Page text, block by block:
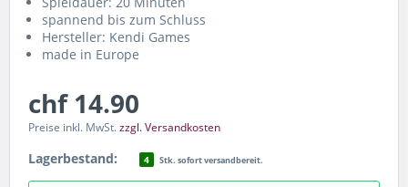
spannend bis zum Schluss
Hersteller: Kendi Games
made in Europe
chf 14.90
Preise inkl. MwSt.zzgl. Versandkosten
Lagerbestand: 4 Stk. sofort versandbereit.